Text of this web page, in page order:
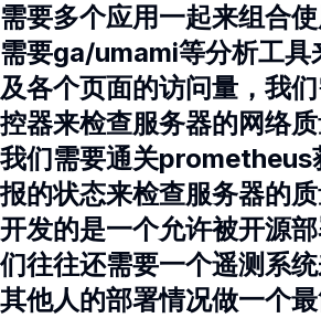
需要多个应用一起来组合
需要ga/umami等分析工
及各个页面的访问量，我
控器来检查服务器的网络质
我们需要通关prometheus
报的状态来检查服务器的
开发的是一个允许被开源
们往往还需要一个遥测系
其他人的部署情况做一个